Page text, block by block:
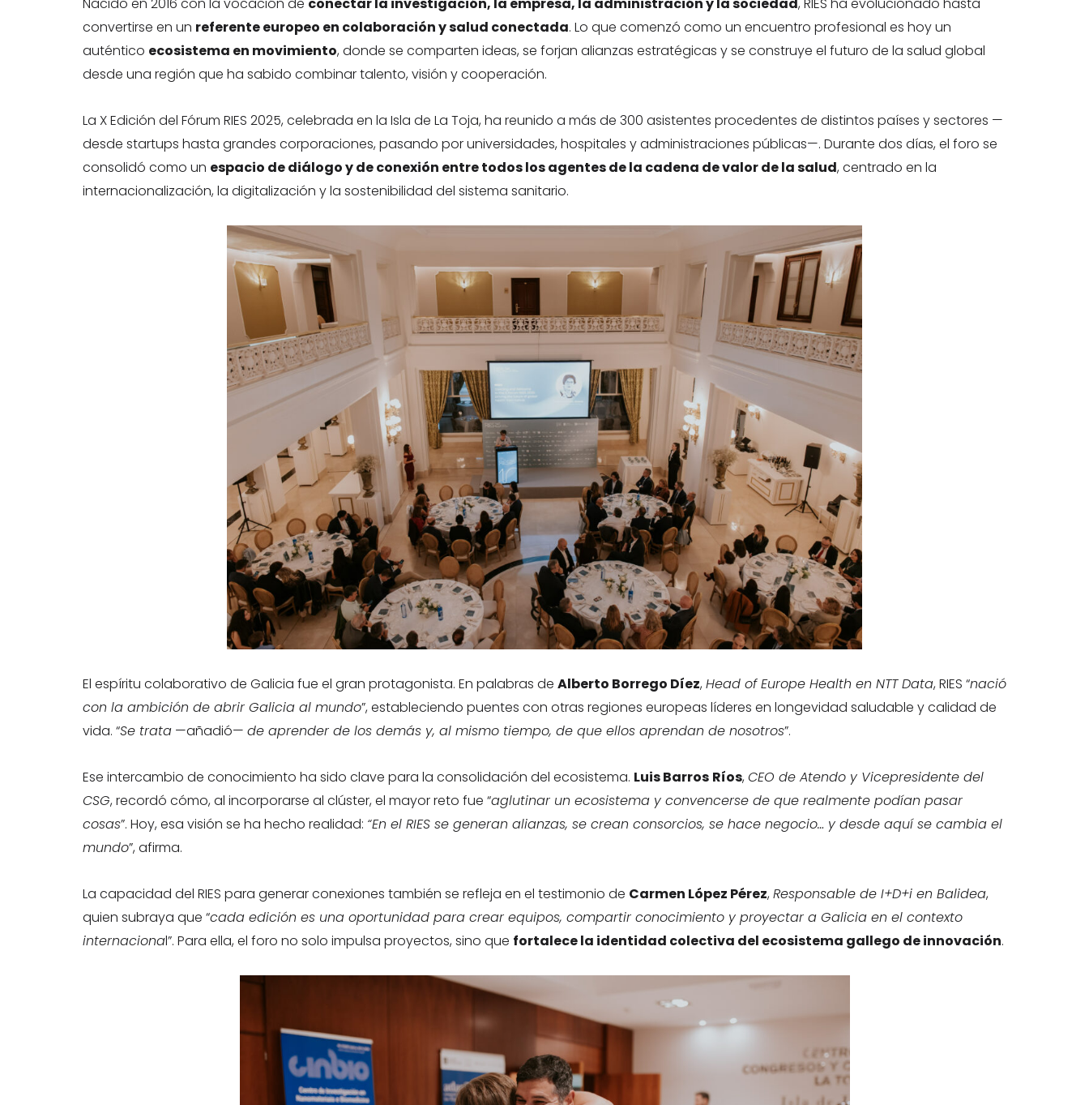
convertirse en un referente europeo en colaboración y salud conectada. Lo que comenzó como un encuentro profesional es hoy un
auténtico ecosistema en movimiento, donde se comparten ideas, se forjan alianzas estratégicas y se construye el futuro de la salud global
desde una región que ha sabido combinar talento, visión y cooperación.
La X Edición del Fórum RIES 2025, celebrada en la Isla de La Toja, ha reunido a más de 300 asistentes procedentes de distintos países y sectores —
desde startups hasta grandes corporaciones, pasando por universidades, hospitales y administraciones públicas—. Durante dos días, el foro se
consolidó como un espacio de diálogo y de conexión entre todos los agentes de la cadena de valor de la salud, centrado en la
internacionalización, la digitalización y la sostenibilidad del sistema sanitario.
El espíritu colaborativo de Galicia fue el gran protagonista. En palabras de Alberto Borrego Díez, Head of Europe Health en NTT Data, RIES “nació
con la ambición de abrir Galicia al mundo”, estableciendo puentes con otras regiones europeas líderes en longevidad saludable y calidad de
vida. “Se trata —añadió— de aprender de los demás y, al mismo tiempo, de que ellos aprendan de nosotros”.
Ese intercambio de conocimiento ha sido clave para la consolidación del ecosistema. Luis Barros Ríos, CEO de Atendo y Vicepresidente del
CSG, recordó cómo, al incorporarse al clúster, el mayor reto fue “aglutinar un ecosistema y convencerse de que realmente podían pasar
cosas”. Hoy, esa visión se ha hecho realidad: “En el RIES se generan alianzas, se crean consorcios, se hace negocio… y desde aquí se cambia el
mundo”, afirma.
La capacidad del RIES para generar conexiones también se refleja en el testimonio de Carmen López Pérez, Responsable de I+D+i en Balidea,
quien subraya que “cada edición es una oportunidad para crear equipos, compartir conocimiento y proyectar a Galicia en el contexto
internacional”. Para ella, el foro no solo impulsa proyectos, sino que fortalece la identidad colectiva del ecosistema gallego de innovación.